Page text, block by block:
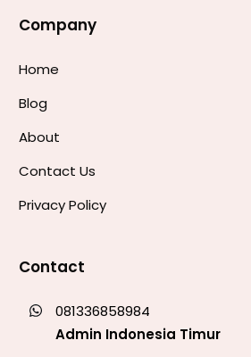
Company
Home
Blog
About
Contact Us
Privacy Policy
Contact
081336858984
Admin Indonesia Timur